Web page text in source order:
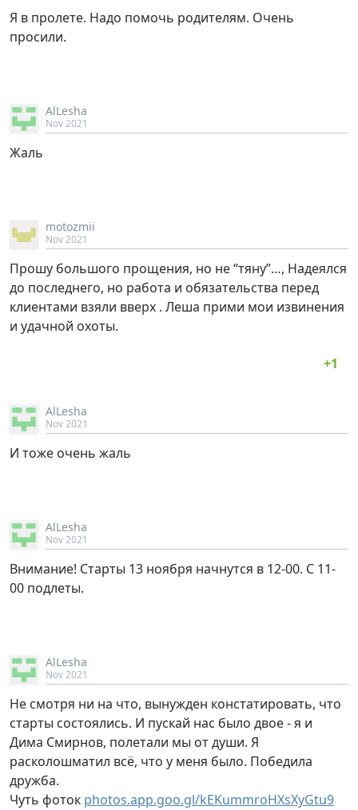
Я в пролете. Надо помочь родителям. Очень
просили.
AlLesha
Nov 2021
Жаль
motozmii
Nov 2021
Прошу большого прощения, но не “тяну”…, Надеялся
до последнего, но работа и обязательства перед
клиентами взяли вверх . Леша прими мои извинения
и удачной охоты.
AlLesha
Nov 2021
И тоже очень жаль
AlLesha
Nov 2021
Внимание! Старты 13 ноября начнутся в 12-00. С 11-
00 подлеты.
AlLesha
Nov 2021
Не смотря ни на что, вынужден констатировать, что
старты состоялись. И пускай нас было двое - я и
Дима Смирнов, полетали мы от души. Я
расколошматил всё, что у меня было. Победила
дружба.
Чуть фоток photos.app.goo.gl/kEKummroHXsXyGtu9